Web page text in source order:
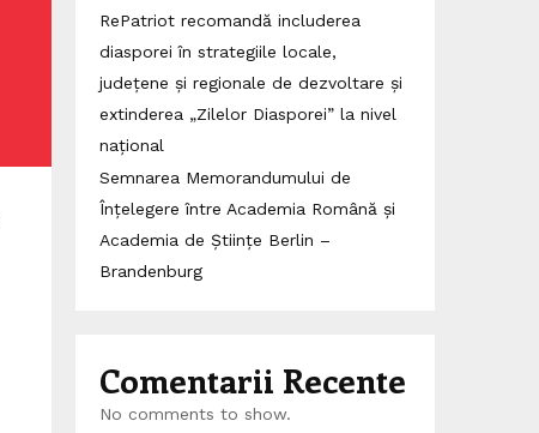
RePatriot recomandă includerea
diasporei în strategiile locale,
județene și regionale de dezvoltare și
extinderea „Zilelor Diasporei” la nivel
național
Semnarea Memorandumului de
Înțelegere între Academia Română și
Academia de Științe Berlin –
Brandenburg
Comentarii Recente
No comments to show.